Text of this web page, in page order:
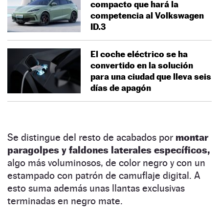
compacto que hará la
competencia al Volkswagen
ID.3
El coche eléctrico se ha
convertido en la solución
para una ciudad que lleva seis
días de apagón
Se distingue del resto de acabados por montar
paragolpes y faldones laterales específicos,
algo más voluminosos, de color negro y con un
estampado con patrón de camuflaje digital. A
esto suma además unas llantas exclusivas
terminadas en negro mate.